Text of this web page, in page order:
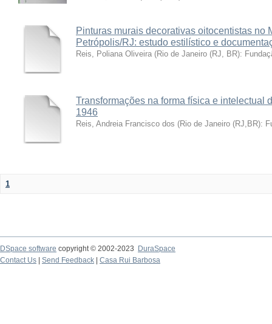
Pinturas murais decorativas oitocentistas no
Petrópolis/RJ: estudo estilístico e
Reis, Poliana Oliveira (Rio de Janeiro (RJ, BR):
Transformações na forma física e intelectual
1946
Reis, Andreia Francisco dos (Rio de Janeiro (RJ,BR):
1
DSpace software copyright © 2002-2023
DuraSpace
Contact Us
Send Feedback Casa Rui Barbosa